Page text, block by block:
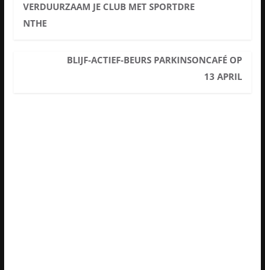
VERDUURZAAM JE CLUB MET SPORTDRE
NTHE
BLIJF-ACTIEF-BEURS PARKINSONCAFÉ OP
13 APRIL